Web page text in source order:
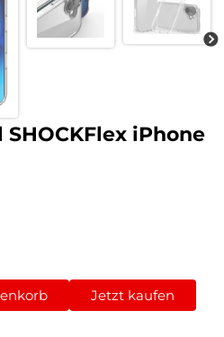
iPhone
Jetzt kaufen